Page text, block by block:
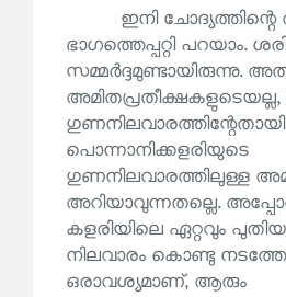
ഇനി ചോദ്യത്തിന്റെ
ഭാഗത്തെപ്പറ്റി പറയാം.
സമ്മർദ്ദമുണ്ടായിരുന്നു.
അമിതപ്രതീക്ഷകളുടെയല്ല,
പൊന്നാനിക്കളരിയുടെ
ഗുണനിലവാരത്തിലുള്ള
അറിയാവുന്നതല്ലെ.
കളരിയിലെ ഏറ്റവും
നിലവാരം കൊണ്ടു
ഒരാവശ്യമാണ്, ആരും